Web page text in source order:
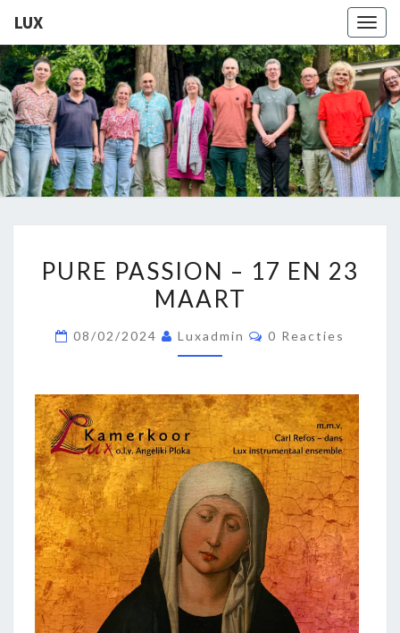
LUX
LUX
Kamerkoor
Onder
Leiding
Van
Angeliki
Ploka
PASSION
–
MAART
PURE PASSION – 17 EN 23
MAART
08/02/2024 Luxadmin Reacties
0 Reacties